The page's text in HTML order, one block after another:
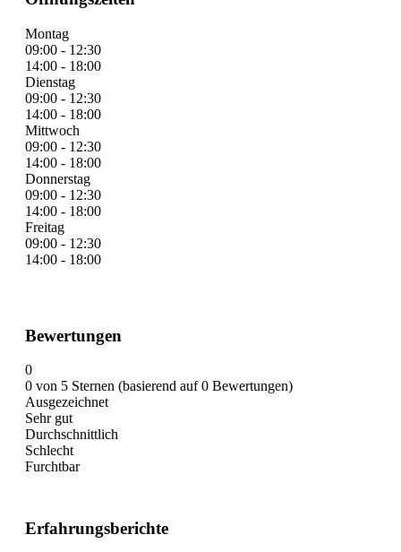
Montag
09:00 - 12:30
14:00 - 18:00
Dienstag
09:00 - 12:30
14:00 - 18:00
Mittwoch
09:00 - 12:30
14:00 - 18:00
Donnerstag
09:00 - 12:30
14:00 - 18:00
Freitag
09:00 - 12:30
14:00 - 18:00
Bewertungen
0
0 von 5 Sternen (basierend auf 0 Bewertungen)
Ausgezeichnet
Sehr gut
Durchschnittlich
Schlecht
Furchtbar
Erfahrungsberichte